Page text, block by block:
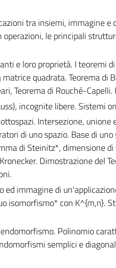
tra insiemi, immagine
le principali
e loro proprietà. I teoremi
quadrata. Teorema
Teorema di Rouché-Capelli.
incognite libere. Sistemi
Intersezione, unione
di uno spazio. Base di
di Steinitz*, dimensione
Dimostrazione del
ed immagine di
isomorfismo* con K^{m,n}.
Polinomio
semplici e